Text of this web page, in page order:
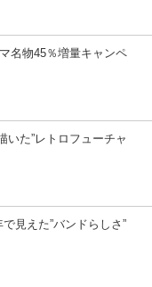
名物45％増量キャンペ
た”レトロフューチャ
見えた”バンドらしさ”